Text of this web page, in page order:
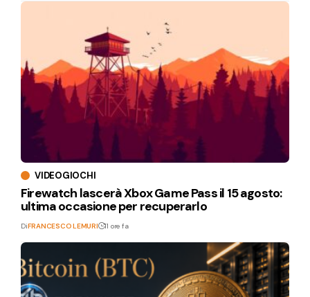
VIDEOGIOCHI
Firewatch lascerà Xbox Game Pass il 15 agosto:
ultima occasione per recuperarlo
DiFRANCESCO LEMURI 11 ore fa